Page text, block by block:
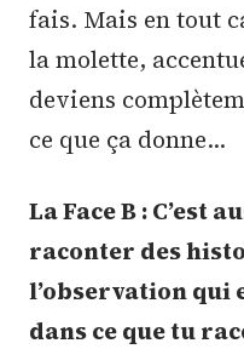
fais. Mais en tout
la molette,
deviens
ce que ça donne…
La Face B : C’est
raconter des
l’observation qui
dans ce que tu